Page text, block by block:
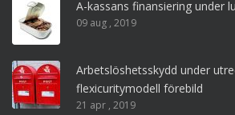
A-kassans finansiering under
09 aug , 2019
Arbetslöshetsskydd under
flexicuritymodell förebild
21 apr , 2019